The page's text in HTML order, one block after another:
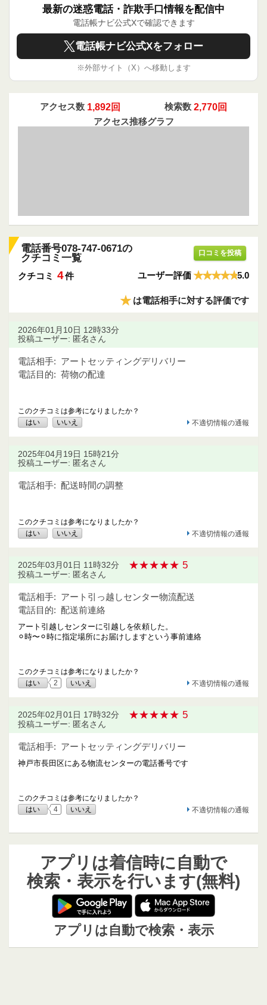
最新の迷惑電話・詐欺手口情報を配信中
電話帳ナビ公式Xで確認できます
電話帳ナビ公式Xをフォロー
※外部サイト（X）へ移動します
アクセス数 1,892回 検索数 2,770回
アクセス推移グラフ
電話番号078-747-0671の
クチコミ一覧
口コミを投稿
クチコミ 4件 ユーザー評価 5.0
★は電話相手に対する評価です
2026年01月10日 12時33分
投稿ユーザー: 匿名さん
電話相手: アートセッティングデリバリー
電話目的: 荷物の配達
このクチコミは参考になりましたか？
はい
いいえ 不適切情報の通報
2025年04月19日 15時21分
投稿ユーザー: 匿名さん
電話相手: 配送時間の調整
このクチコミは参考になりましたか？
はい
いいえ 不適切情報の通報
2025年03月01日 11時32分 ★★★★★ 5
投稿ユーザー: 匿名さん
電話相手: アート引っ越しセンター物流配送
電話目的: 配送前連絡
アート引越しセンターに引越しを依頼した。
⚪︎時〜⚪︎時に指定場所にお届けしますという事前連絡
このクチコミは参考になりましたか？
はい
2 いいえ 不適切情報の通報
2025年02月01日 17時32分 ★★★★★ 5
投稿ユーザー: 匿名さん
電話相手: アートセッティングデリバリー
神戸市長田区にある物流センターの電話番号です
このクチコミは参考になりましたか？
はい
4 いいえ 不適切情報の通報
アプリは着信時に自動で
検索・表示を行います(無料)
アプリは自動で検索・表示